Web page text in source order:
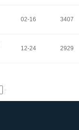
02-16 3407
12-24 2929